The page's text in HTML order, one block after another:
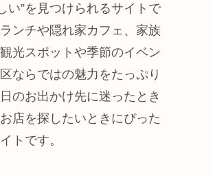
い”を見つけられるサイトで
ンチや隠れ家カフェ、家族
光スポットや季節のイベン
ならではの魅力をたっぷり
のお出かけ先に迷ったとき
店を探したいときにぴった
トです。